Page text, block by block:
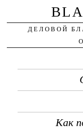
ДЕЛОВОЙ
Как